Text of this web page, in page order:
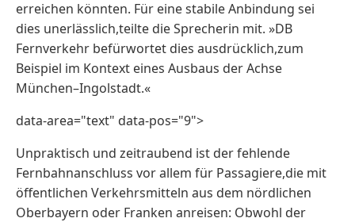
erreichen könnten. Für eine stabile Anbindung sei
dies unerlässlich,teilte die Sprecherin mit. »DB
Fernverkehr befürwortet dies ausdrücklich,zum
Beispiel im Kontext eines Ausbaus der Achse
München–Ingolstadt.«
data-area="text" data-pos="9">
Unpraktisch und zeitraubend ist der fehlende
Fernbahnanschluss vor allem für Passagiere,die mit
öffentlichen Verkehrsmitteln aus dem nördlichen
Oberbayern oder Franken anreisen: Obwohl der